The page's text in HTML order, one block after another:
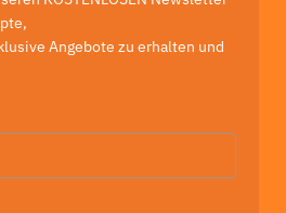
Angebote zu erhalten und